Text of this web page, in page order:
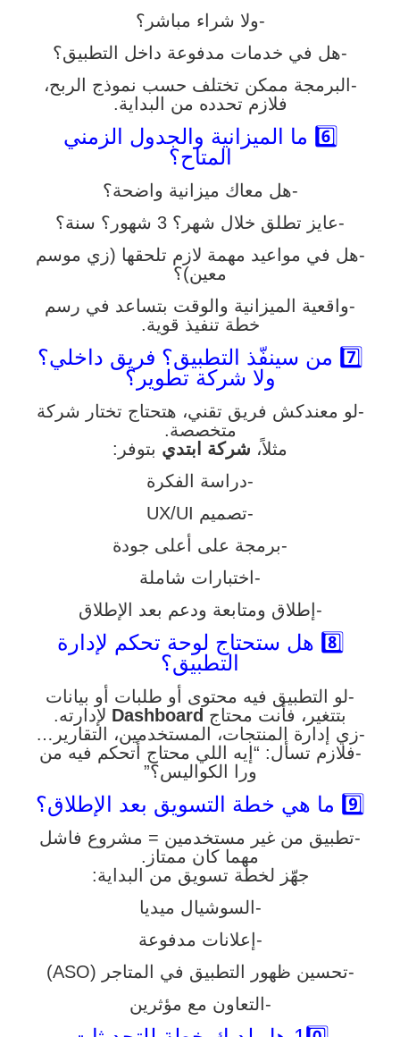
-ولا شراء مباشر؟
-هل في خدمات مدفوعة داخل التطبيق؟
-البرمجة ممكن تختلف حسب نموذج الربح،
فلازم تحدده من البداية.
6️⃣ ما الميزانية والجدول الزمني
المتاح؟
-هل معاك ميزانية واضحة؟
-عايز تطلق خلال شهر؟ 3 شهور؟ سنة؟
-هل في مواعيد مهمة لازم تلحقها (زي موسم
معين)؟
-واقعية الميزانية والوقت بتساعد في رسم
خطة تنفيذ قوية.
7️⃣ من سينفّذ التطبيق؟ فريق داخلي؟
ولا شركة تطوير؟
-لو معندكش فريق تقني، هتحتاج تختار شركة
متخصصة.
مثلاً، شركة ابتدي بتوفر:
-دراسة الفكرة
-تصميم UX/UI
-برمجة على أعلى جودة
-اختبارات شاملة
-إطلاق ومتابعة ودعم بعد الإطلاق
8️⃣ هل ستحتاج لوحة تحكم لإدارة
التطبيق؟
-لو التطبيق فيه محتوى أو طلبات أو بيانات
بتتغير، فأنت محتاج Dashboard لإدارته.
-زي إدارة المنتجات، المستخدمين، التقارير…
-فلازم تسأل: “إيه اللي محتاج أتحكم فيه من
ورا الكواليس؟”
9️⃣ ما هي خطة التسويق بعد الإطلاق؟
-تطبيق من غير مستخدمين = مشروع فاشل
مهما كان ممتاز.
جهّز لخطة تسويق من البداية:
-السوشيال ميديا
-إعلانات مدفوعة
-تحسين ظهور التطبيق في المتاجر (ASO)
-التعاون مع مؤثرين